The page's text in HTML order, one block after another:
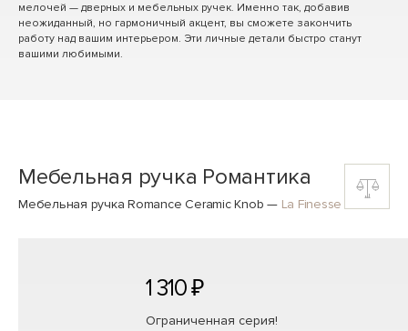
мелочей — дверных и мебельных ручек. Именно так, добавив
неожиданный, но гармоничный акцент, вы сможете закончить
работу над вашим интерьером. Эти личные детали быстро станут
вашими любимыми.
Мебельная ручка Романтика
Мебельная ручка Romance Ceramic Knob — La Finesse
1 310 ₽
Ограниченная серия!